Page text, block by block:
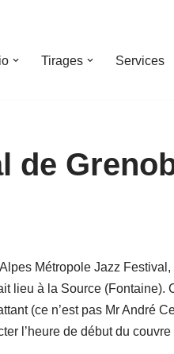
Tirages Services
de
Métropole Jazz
lieu à la Source (Fontaine).
(ce n’est pas Mr André
l’heure de début du couvre